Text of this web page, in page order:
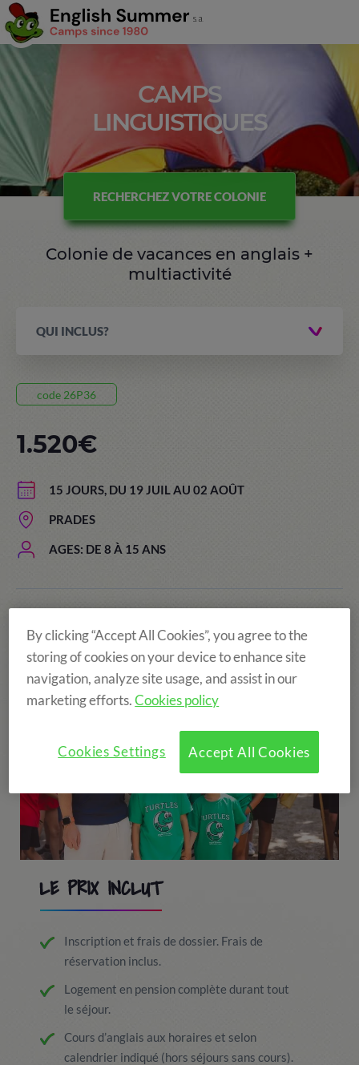
CAMPS
LINGUISTIQUES
RECHERCHEZ VOTRE COLONIE
Colonie de vacances en anglais +
multiactivité
QUI INCLUS?
code 26P36
15 JOURS, DU 19 JUIL AU 02 AOÛT
PRADES
AGES: DE 8 À 15 ANS
1.520€
Le prix de séjour comprend:
LE PRIX INCLUT
Inscription et frais de dossier. Frais de
réservation inclus.
Logement en pension complète durant tout
le séjour.
Cours d’anglais aux horaires et selon
calendrier indiqué (hors séjours sans cours).
By clicking “Accept All Cookies”, you agree to the
storing of cookies on your device to enhance site
navigation, analyze site usage, and assist in our
marketing efforts.Cookies policy
Accept All Cookies
Cookies Settings